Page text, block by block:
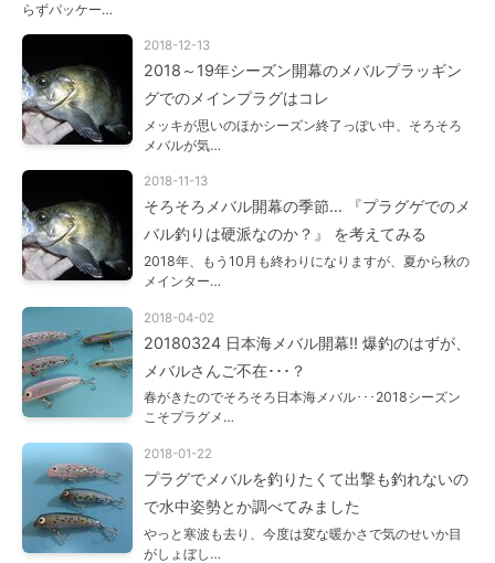
らずパッケー…
2018-12-13
2018～19年シーズン開幕のメバルプラッギン
グでのメインプラグはコレ
メッキが思いのほかシーズン終了っぽい中、そろそろ
メバルが気…
2018-11-13
そろそろメバル開幕の季節… 『プラグゲでのメ
バル釣りは硬派なのか？』 を考えてみる
2018年、もう10月も終わりになりますが、夏から秋の
メインター…
2018-04-02
20180324 日本海メバル開幕!! 爆釣のはずが、
メバルさんご不在･･･？
春がきたのでそろそろ日本海メバル･･･2018シーズン
こそプラグメ…
2018-01-22
プラグでメバルを釣りたくて出撃も釣れないの
で水中姿勢とか調べてみました
やっと寒波も去り、今度は変な暖かさで気のせいか目
がしょぼし…